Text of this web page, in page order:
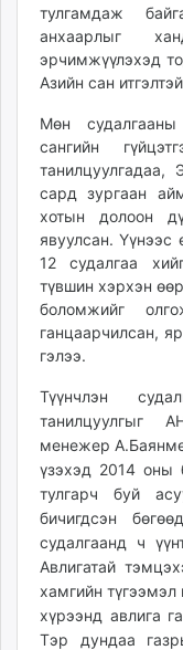
shuum.mn
times.mn
tvmongolia.mn
unegui.mn
assa.mn
toim.mn
tac.mn
paparazzi.mn
unread.today
тулгамдаж
анхаарлыг
эрчимжүүлэхэд
Азийн сан
Мөн
сангийн
танилцуулгадаа,
сард зургаан
хотын долоон
явуулсан. Үүнээс
12 судалгаа
түвшин хэрхэн
боломжийг
ганцаарчилсан,
гэлээ.
Түүнчлэн
танилцуулгыг
менежер
үзэхэд 2014 оны
тулгарч буй
бичигдсэн
судалгаанд ч
Авлигатай
хамгийн түгээмэл
хүрээнд авлига
Тэр дундаа